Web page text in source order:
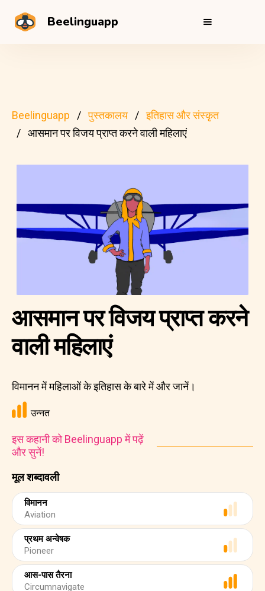
Beelinguapp
Beelinguapp पुस्तकालय
इतिहास और संस्कृत
आसमान पर विजय प्राप्त करने वाली महिलाएं
मूल शब्दावली
विमानन
Aviation
प्रथम अन्वेषक
Pioneer
आस-पास तैरना
Circumnavigate
आसमान पर विजय प्राप्त करने
वाली महिलाएं
विमानन में महिलाओं के इतिहास के बारे में और जानें।
उन्नत
इस कहानी को Beelinguapp में पढ़ें
और सुनें!